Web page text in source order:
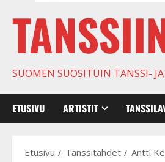
SUOMEN SUOSITUIN TANSSI-
ETUSIVU ARTISTIT
Etusivu Tanssitähdet Antti